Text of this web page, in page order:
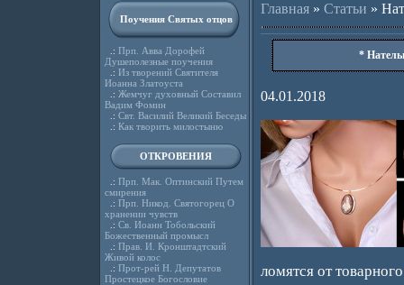
Поучения Святых отцов
.: Прп. Авва Дорофей
Душеполезные поучения
.: Из творений Святителя
Иоанна Златоуста
.: Жемчуг духовный Составил
Вадим Фомин
.: Свт. Василий Великий Беседы
.: Как творить милостыню
ОТКРОВЕНИЯ
.: Прп. Мак. Оптинский Путем
смирения
.: Прп. Никод. Святогорец О
хранении чувств
.: Св. Иоанн Тобольский
Божественный промысл
.: Прав. И. Кронштадтский
Живой колос
.: Прот-рей Н. Депутатов
Простецкое Богословие
Главная» Статьи »
*
04.01.2018
ломятся от